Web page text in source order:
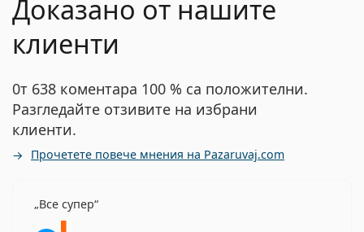
Доказано от нашите
клиенти
0т 638 коментара 100 % са положителни.
Разгледайте отзивите на избрани
клиенти.
Прочетете повече мнения на Pazaruvaj.com
Все супер